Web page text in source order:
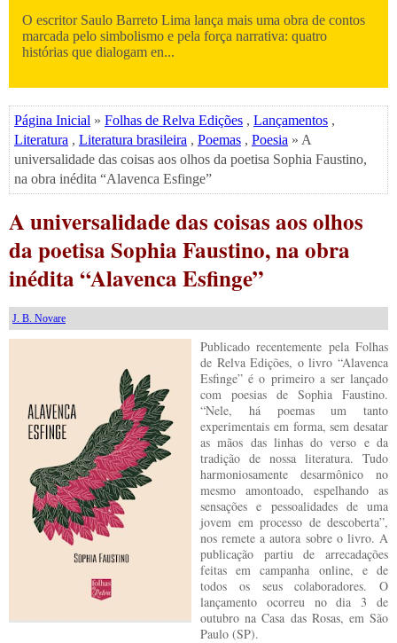
O escritor Saulo Barreto Lima lança mais uma obra de contos
marcada pelo simbolismo e pela força narrativa: quatro
histórias que dialogam en...
Página Inicial » Folhas de Relva Edições , Lançamentos ,
Literatura , Literatura brasileira , Poemas , Poesia » A
universalidade das coisas aos olhos da poetisa Sophia Faustino,
na obra inédita “Alavenca Esfinge”
A universalidade das coisas aos olhos
da poetisa Sophia Faustino, na obra
inédita “Alavenca Esfinge”
J. B. Novare
Publicado recentemente pela Folhas
de Relva Edições, o livro “Alavenca
Esfinge” é o primeiro a ser lançado
com poesias de Sophia Faustino.
“Nele, há poemas um tanto
experimentais em forma, sem desatar
as mãos das linhas do verso e da
tradição de nossa literatura. Tudo
harmoniosamente desarmônico no
mesmo amontoado, espelhando as
sensações e pessoalidades de uma
jovem em processo de descoberta”,
nos remete a autora sobre o livro. A
publicação partiu de arrecadações
feitas em campanha online, e de
todos os seus colaboradores. O
lançamento ocorreu no dia 3 de
outubro na Casa das Rosas, em São
Paulo (SP).